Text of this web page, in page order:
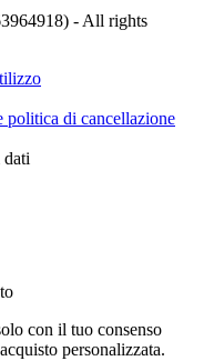
- All rights
politica di cancellazione
dati
con il tuo consenso
personalizzata.